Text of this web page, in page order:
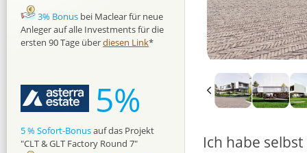
Ich habe
3% Bonus bei Maclear für neue
Anleger auf alle Investments für die
ersten 90 Tage überdiesen Link*
5%
5 % Sofort-Bonusauf das Projekt
"CLT & GLT Factory Round 7"